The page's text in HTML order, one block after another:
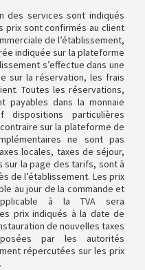
des services sont indiqués
prix sont confirmés au client
de l’établissement,
indiquée sur la plateforme
s’effectue dans une
sur la réservation, les frais
Toutes les réservations,
payables dans la monnaie
dispositions particulières
sur la plateforme de
ne sont pas
locales, taxes de séjour,
la page des tarifs, sont à
de l’établissement. Les prix
au jour de la commande et
à la TVA sera
prix indiqués à la date de
de nouvelles taxes
par les autorités
répercutées sur les prix